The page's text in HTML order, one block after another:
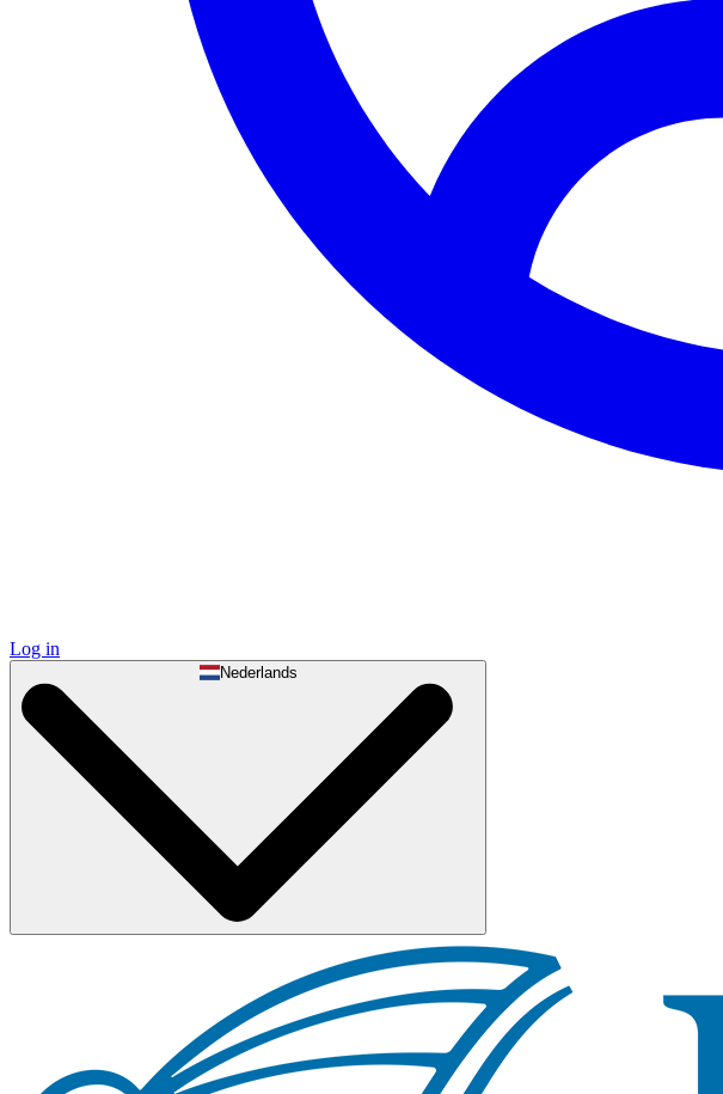
Log in
Nederlands